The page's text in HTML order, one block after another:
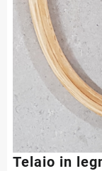
Telaio in